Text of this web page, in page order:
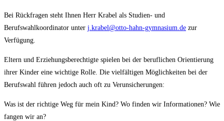
Bei Rückfragen steht Ihnen Herr Krabel als Studien- und
Berufswahlkoordinator unter j.krabel@otto-hahn-gymnasium.de zur
Verfügung.
Eltern und Erziehungsberechtigte spielen bei der beruflichen Orientierung
ihrer Kinder eine wichtige Rolle. Die vielfältigen Möglichkeiten bei der
Berufswahl führen jedoch auch oft zu Verunsicherungen:
Was ist der richtige Weg für mein Kind? Wo finden wir Informationen? Wie
fangen wir an?